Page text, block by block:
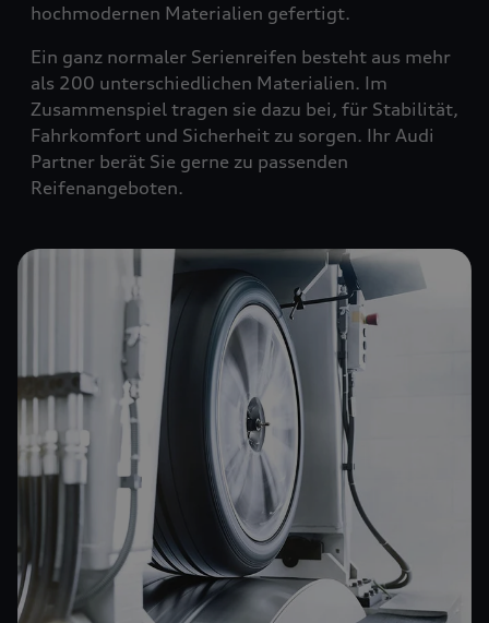
hochmodernen Materialien gefertigt.
Ein ganz normaler Serienreifen besteht aus mehr
als 200 unterschiedlichen Materialien. Im
Zusammenspiel tragen sie dazu bei, für Stabilität,
Fahrkomfort und Sicherheit zu sorgen. Ihr Audi
Partner berät Sie gerne zu passenden
Reifenangeboten.